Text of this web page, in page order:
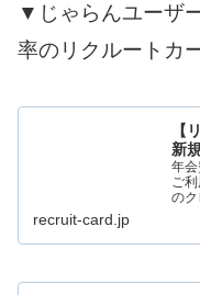
▼じゃらんユーザ
率のリクルートカ
【
新
年
ご
の
recruit-card.jp